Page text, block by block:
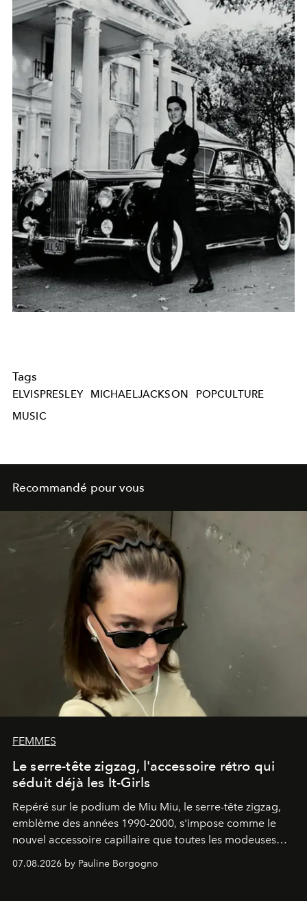
Tags
ELVISPRESLEY MICHAELJACKSON
POPCULTURE
MUSIC
Recommandé pour vous
FEMMES
Le serre-tête zigzag, l'accessoire rétro qui
séduit déjà les It-Girls
Repéré sur le podium de Miu Miu, le serre-tête zigzag,
emblème des années 1990-2000, s'impose comme le
nouvel accessoire capillaire que toutes les modeuses
s'arrachent déjà.
07.08.2026 by Pauline Borgogno